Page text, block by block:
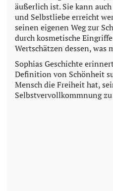
äußerlich ist. Sie kann
und Selbstliebe erreicht
seinen eigenen Weg zur
durch kosmetische
Wertschätzen dessen, was
Sophias Geschichte
Definition von Schönheit
Mensch die Freiheit hat,
Selbstvervollkommnung